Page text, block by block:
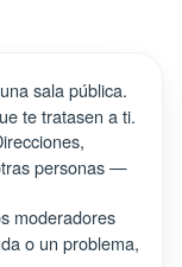
sala pública.
te tratasen a ti.
personas —
moderadores
o un problema,